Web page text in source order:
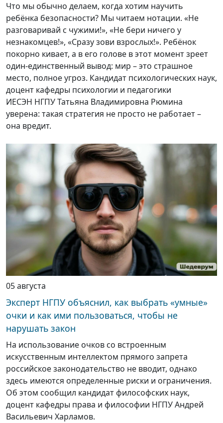
Что мы обычно делаем, когда хотим научить
ребёнка безопасности? Мы читаем нотации. «Не
разговаривай с чужими!», «Не бери ничего у
незнакомцев!», «Сразу зови взрослых!». Ребёнок
покорно кивает, а в его голове в этот момент зреет
один-единственный вывод: мир – это страшное
место, полное угроз. Кандидат психологических наук,
доцент кафедры психологии и педагогики
ИЕСЭН НГПУ Татьяна Владимировна Рюмина
уверена: такая стратегия не просто не работает –
она вредит.
05 августа
Эксперт НГПУ объяснил, как выбрать «умные»
очки и как ими пользоваться, чтобы не
нарушать закон
На использование очков со встроенным
искусственным интеллектом прямого запрета
российское законодательство не вводит, однако
здесь имеются определенные риски и ограничения.
Об этом сообщил кандидат философских наук,
доцент кафедры права и философии НГПУ Андрей
Васильевич Харламов.